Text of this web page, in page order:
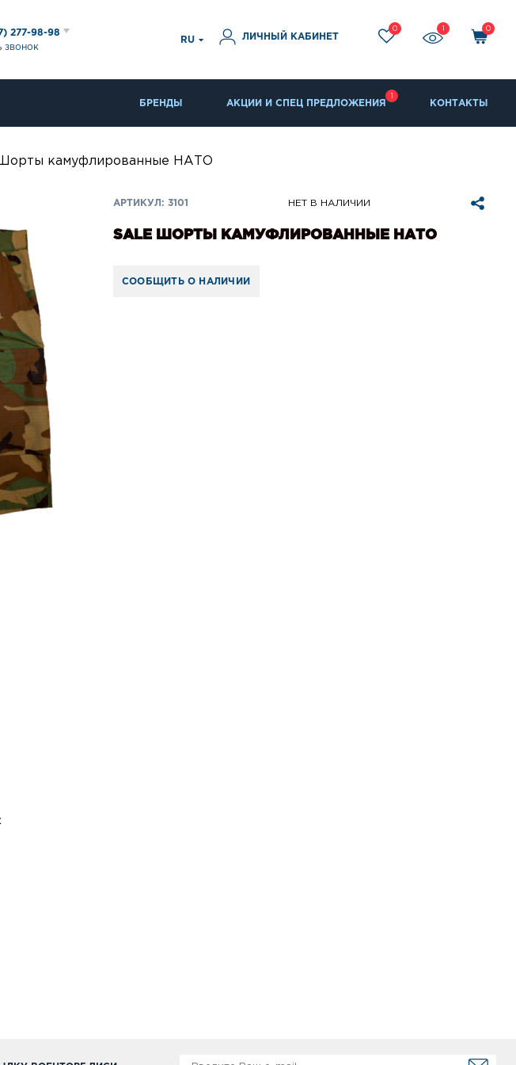
277-98-98
звонок
RU ЛИЧНЫЙ КАБИНЕТ
0 0
БРЕНДЫ АКЦИИ И СПЕЦ ПРЕДЛОЖЕНИЯ КОНТАКТЫ
камуфлированные НАТО
АРТИКУЛ: 3101 НЕТ В НАЛИЧИИ
SALE ШОРТЫ КАМУФЛИРОВАННЫЕ НАТО
СООБЩИТЬ О НАЛИЧИИ